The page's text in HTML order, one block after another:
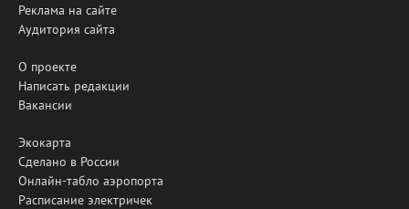
Реклама на сайте
Аудитория сайта
О проекте
Написать редакции
Вакансии
Экокарта
Сделано в России
Онлайн-табло аэропорта
Расписание электричек